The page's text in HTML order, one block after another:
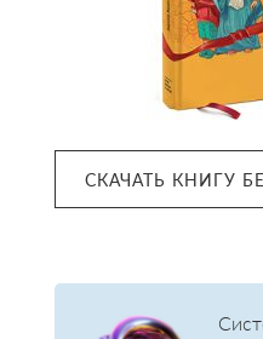
СКАЧАТЬ КНИГУ